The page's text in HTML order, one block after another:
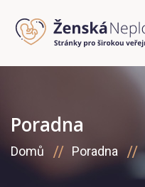
Poradna
Domů Poradna